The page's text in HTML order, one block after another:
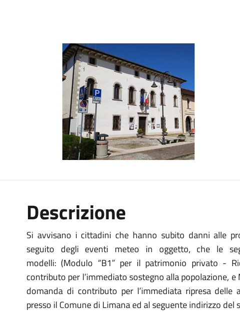
Descrizione
Si avvisano i cittadini che hanno subito danni alle
seguito degli eventi meteo in oggetto, che le
modelli: (Modulo “B1” per il patrimonio privato -
contributo per l’immediato sostegno alla popolazione,
domanda di contributo per l’immediata ripresa
presso il Comune di Limana ed al seguente indirizzo